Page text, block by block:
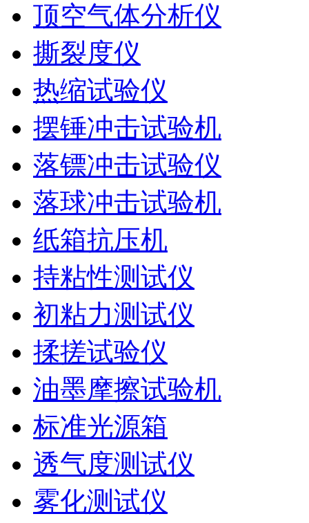
顶空气体分析仪
撕裂度仪
热缩试验仪
摆锤冲击试验机
落镖冲击试验仪
落球冲击试验机
纸箱抗压机
持粘性测试仪
初粘力测试仪
揉搓试验仪
油墨摩擦试验机
标准光源箱
透气度测试仪
雾化测试仪